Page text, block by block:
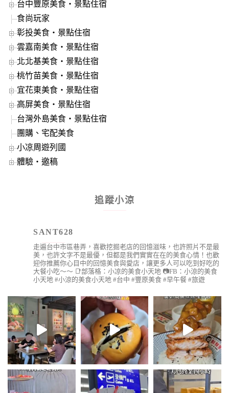
台中豐原美食‧景點住宿
食尚玩家
彰投美食‧景點住宿
雲嘉南美食‧景點住宿
北北基美食‧景點住宿
桃竹苗美食‧景點住宿
宜花東美食‧景點住宿
高屏美食‧景點住宿
台灣外島美食‧景點住宿
團購、宅配美食
小凉周遊列國
體驗‧邀稿
追蹤小涼
SANT628
走遍台中市區巷弄，喜歡挖掘老店的回憶滋味，也許照片不是最
美，也許文字不是最優，但都是我們實實在在的美食心情！也歡
迎你推薦你心目中的回憶美食與愛店，讓更多人可以吃到好吃的
大餐小吃～～ 📑部落格：小凉的美食小天地 📷FB：小涼的美食
小天地 #小涼的美食小天地 #台中 #豐原美食 #早午餐 #旅遊